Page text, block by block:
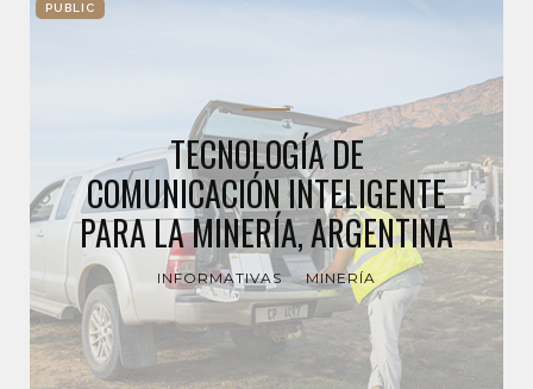
PUBLIC
TECNOLOGÍA DE
COMUNICACIÓN INTELIGENTE
PARA LA MINERÍA, ARGENTINA
INFORMATIVAS MINERÍA